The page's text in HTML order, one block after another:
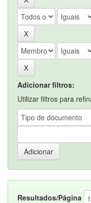
Adicionar filtros:
Utilizar filtros para
Resultados/Página